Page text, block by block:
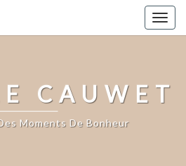
CAUWET
Moments De Bonheur